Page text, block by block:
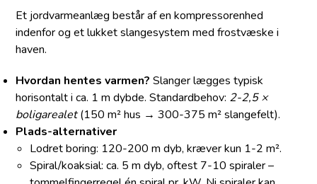
Et jordvarmeanlæg består af en kompressor­enhed
indenfor og et lukket slangesystem med frostvæske i
haven.
Hvordan hentes varmen? Slanger lægges typisk
horisontalt i ca. 1 m dybde. Standard­behov: 2-2,5 ×
boligarealet(150 m² hus → 300-375 m² slangefelt).
Plads-alternativer
Lodret boring: 120-200 m dyb, kræver kun 1-2 m².
Spiral/koaksial: ca. 5 m dyb, oftest 7-10 spiraler –